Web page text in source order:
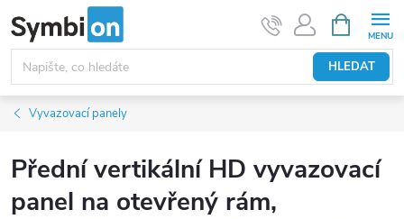
na
obsah
HLEDAT
NÁKUPNÍ
KOŠÍK
Vyvazovací panely
Přední vertikální HD vyvazovací
panel na otevřený rám,